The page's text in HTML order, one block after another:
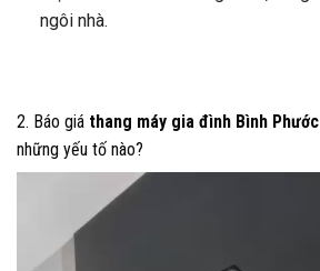
ngôi nhà.
2. Báo giá thang máy gia đình Bình Phước
những yếu tố nào?